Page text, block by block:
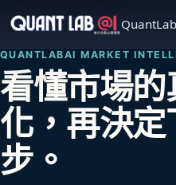
QUANTLABAI MARKET
看懂市場
化，再決
步。